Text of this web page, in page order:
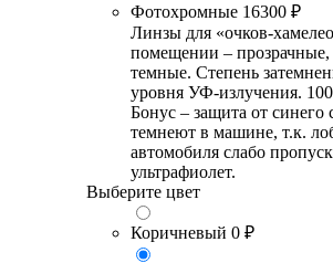
Фотохромные 16300 ₽
Линзы для «очков-
помещении – прозрачные,
темные. Степень
уровня УФ-излучения.
Бонус – защита от синего
темнеют в машине, т.к.
автомобиля слабо
ультрафиолет.
Выберите цвет
Коричневый 0 ₽